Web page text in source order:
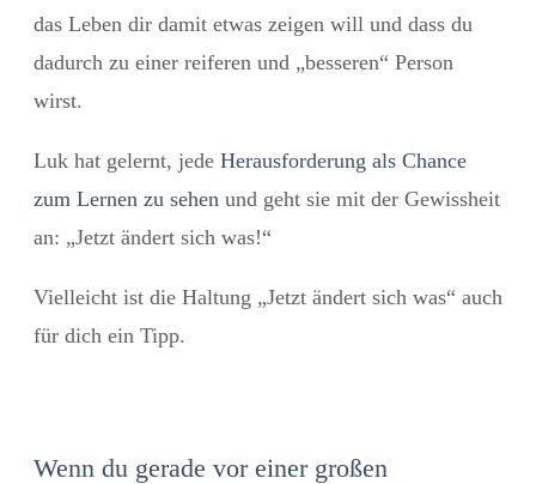
das Leben dir damit etwas zeigen will und dass du
dadurch zu einer reiferen und „besseren“ Person
wirst.
Luk hat gelernt, jede Herausforderung als Chance
zum Lernen zu sehen und geht sie mit der Gewissheit
an: „Jetzt ändert sich was!“
Vielleicht ist die Haltung „Jetzt ändert sich was“ auch
für dich ein Tipp.
Wenn du gerade vor einer großen